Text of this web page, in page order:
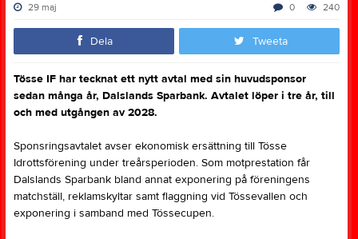
29 maj 240
0
Dela Tweeta
Tösse IF har tecknat ett nytt avtal med sin huvudsponsor
sedan många år, Dalslands Sparbank. Avtalet löper i tre år, till
och med utgången av 2028.
Sponsringsavtalet avser ekonomisk ersättning till Tösse
Idrottsförening under treårsperioden. Som motprestation får
Dalslands Sparbank bland annat exponering på föreningens
matchställ, reklamskyltar samt flaggning vid Tössevallen och
exponering i samband med Tössecupen.